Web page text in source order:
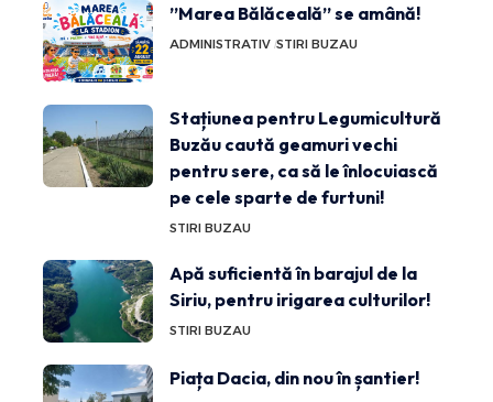
”Marea Bălăceală” se amână!
ADMINISTRATIV STIRI BUZAU
Stațiunea pentru Legumicultură
Buzău caută geamuri vechi
pentru sere, ca să le înlocuiască
pe cele sparte de furtuni!
STIRI BUZAU
Apă suficientă în barajul de la
Siriu, pentru irigarea culturilor!
STIRI BUZAU
Piața Dacia, din nou în șantier!